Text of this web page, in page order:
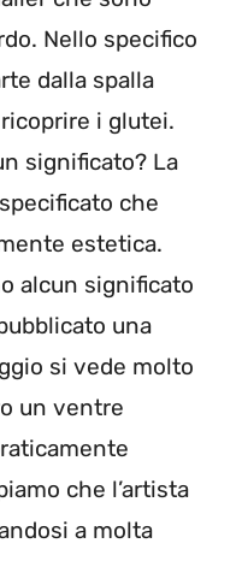
Nello specifico
dalla spalla
i glutei.
significato? La
che
estetica.
alcun significato
una
si vede molto
un ventre
che l’artista
a molta